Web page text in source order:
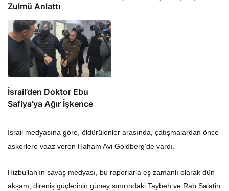
Zulmü Anlattı
İsrail’den Doktor Ebu
Safiya’ya Ağır İşkence
İsrail medyasına göre, öldürülenler arasında, çatışmalardan önce
askerlere vaaz veren Haham Avi Goldberg’de vardı.
Hizbullah’ın savaş medyası, bu raporlarla eş zamanlı olarak dün
akşam, direniş güçlerinin güney sınırındaki Taybeh ve Rab Salatin